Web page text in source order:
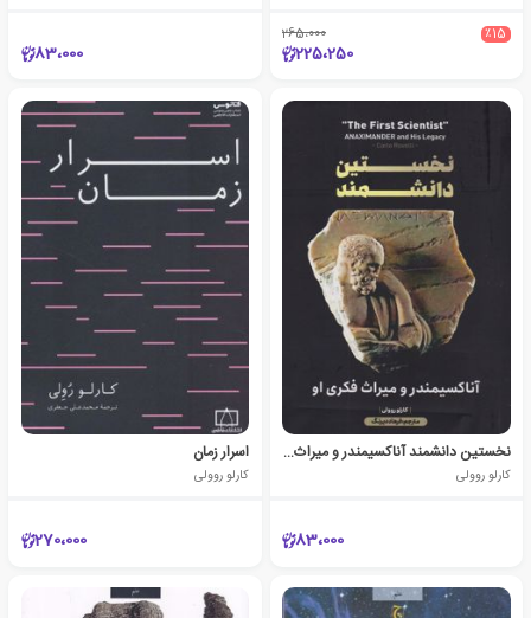
٪15 265،000
225،250 83،000
نخستین دانشمند آناکسیمندر و میراث فکری او
کارلو روولی
83،000
اسرار زمان
کارلو روولی
270،000